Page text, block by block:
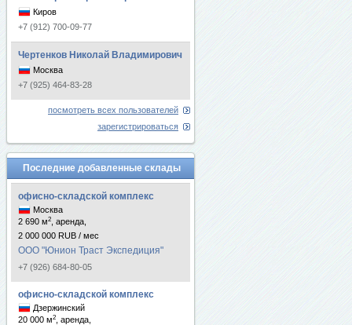
Киров
+7 (912) 700-09-77
Чертенков Николай Владимирович
Москва
+7 (925) 464-83-28
посмотреть всех пользователей
зарегистрироваться
Последние добавленные склады
офисно-складской комплекс
Москва
2 690 м2
, аренда,
2 000 000 RUB / мес
ООО "Юнион Траст Экспедиция"
+7 (926) 684-80-05
офисно-складской комплекс
Дзержинский
20 000 м2
, аренда,